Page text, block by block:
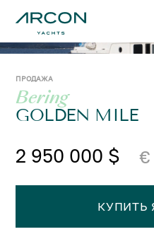
ПРОДАЖА
Bering
GOLDEN MILE
2 950 000 $ €
КУПИТЬ